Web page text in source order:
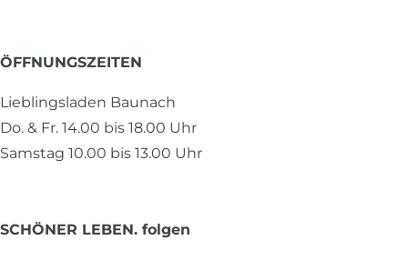
ÖFFNUNGSZEITEN
Lieblingsladen Baunach
Do. & Fr. 14.00 bis 18.00 Uhr
Samstag 10.00 bis 13.00 Uhr
SCHÖNER LEBEN. folgen